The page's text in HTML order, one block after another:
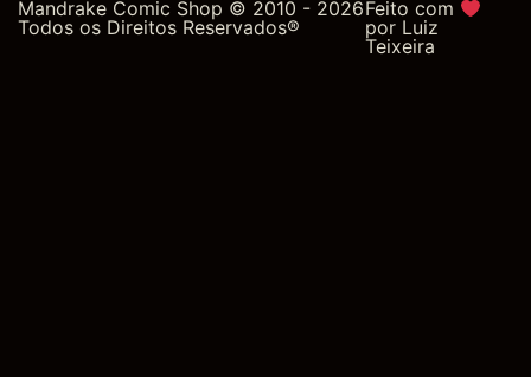
Mandrake Comic Shop © 2010 - 2026
Todos os Direitos Reservados®
Feito com
por Luiz
Teixeira